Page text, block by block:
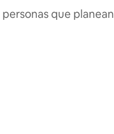
que planean